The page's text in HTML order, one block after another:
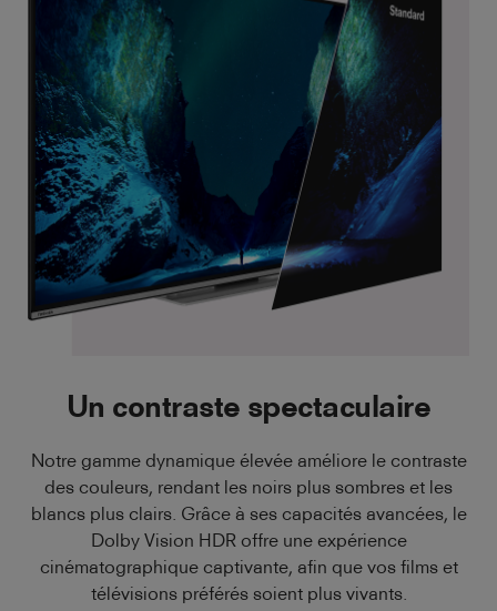
Un contraste spectaculaire
Notre gamme dynamique élevée améliore le contraste
des couleurs, rendant les noirs plus sombres et les
blancs plus clairs. Grâce à ses capacités avancées, le
Dolby Vision HDR offre une expérience
cinématographique captivante, afin que vos films et
télévisions préférés soient plus vivants.